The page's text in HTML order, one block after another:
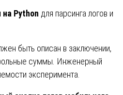
Python для парсинга логов и
быть описан в заключении,
суммы. Инженерный
эксперимента.